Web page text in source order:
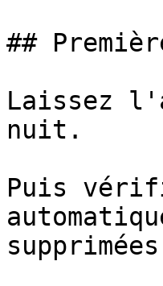
##
Laissez
nuit.
Puis